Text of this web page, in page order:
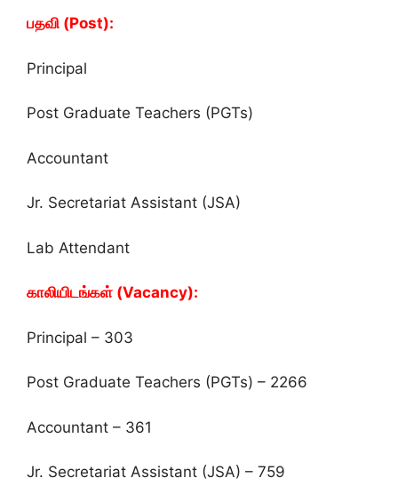
பதவி (Post):
Principal
Post Graduate Teachers (PGTs)
Accountant
Jr. Secretariat Assistant (JSA)
Lab Attendant
காலியிடங்கள் (Vacancy):
Principal – 303
Post Graduate Teachers (PGTs) – 2266
Accountant – 361
Jr. Secretariat Assistant (JSA) – 759